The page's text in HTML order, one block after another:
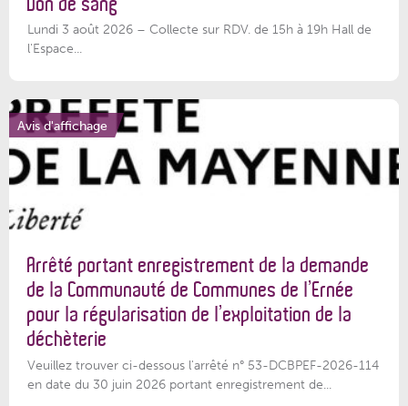
Lundi 3 août 2026 – Collecte sur RDV. de 15h à 19h Hall de
l'Espace...
Avis d'affichage
Arrêté portant enregistrement de la demande
de la Communauté de Communes de l’Ernée
pour la régularisation de l’exploitation de la
déchèterie
Veuillez trouver ci-dessous l'arrêté n° 53-DCBPEF-2026-114
en date du 30 juin 2026 portant enregistrement de...